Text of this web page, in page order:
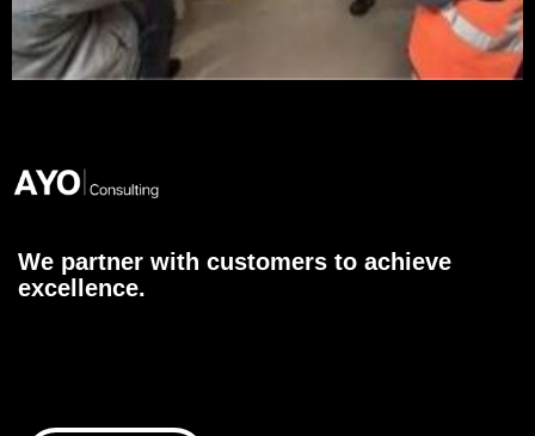
We partner with customers to achieve
excellence.